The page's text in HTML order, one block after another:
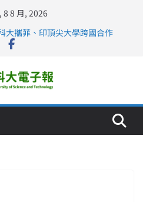
8 8 月, 2026
攜菲、印頂尖大學跨國合作
團、美容學校收穫豐
結策略聯盟 培育護理尖兵
遠見》醫學大學第5名 辦學實力再